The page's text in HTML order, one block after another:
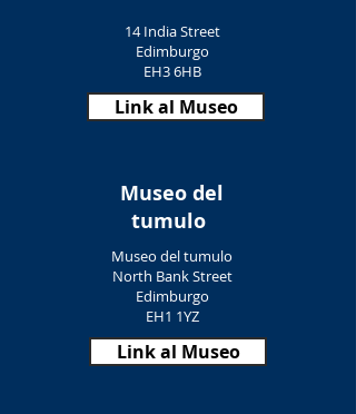
14 India Street
Edimburgo
EH3 6HB
Link al Museo
Museo del
tumulo
Museo del tumulo
North Bank Street
Edimburgo
EH1 1YZ
Link al Museo